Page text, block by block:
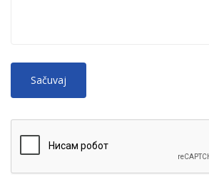
No
HTML
Web page addresses and e-mail
Lines and paragraphs break